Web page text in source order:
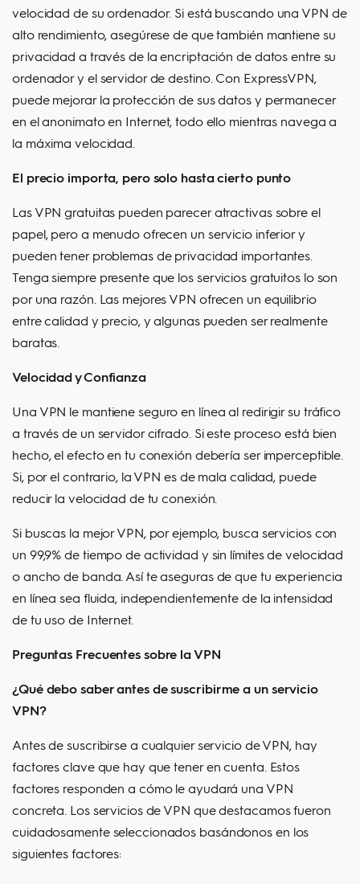
velocidad de su ordenador. Si está buscando una VPN de
alto rendimiento, asegúrese de que también mantiene su
privacidad a través de la encriptación de datos entre su
ordenador y el servidor de destino. Con ExpressVPN,
puede mejorar la protección de sus datos y permanecer
en el anonimato en Internet, todo ello mientras navega a
la máxima velocidad.
El precio importa, pero solo hasta cierto punto
Las VPN gratuitas pueden parecer atractivas sobre el
papel, pero a menudo ofrecen un servicio inferior y
pueden tener problemas de privacidad importantes.
Tenga siempre presente que los servicios gratuitos lo son
por una razón. Las mejores VPN ofrecen un equilibrio
entre calidad y precio, y algunas pueden ser realmente
baratas.
Velocidad y Confianza
Una VPN le mantiene seguro en línea al redirigir su tráfico
a través de un servidor cifrado. Si este proceso está bien
hecho, el efecto en tu conexión debería ser imperceptible.
Si, por el contrario, la VPN es de mala calidad, puede
reducir la velocidad de tu conexión.
Si buscas la mejor VPN, por ejemplo, busca servicios con
un 99,9% de tiempo de actividad y sin límites de velocidad
o ancho de banda. Así te aseguras de que tu experiencia
en línea sea fluida, independientemente de la intensidad
de tu uso de Internet.
Preguntas Frecuentes sobre la VPN
¿Qué debo saber antes de suscribirme a un servicio
VPN?
Antes de suscribirse a cualquier servicio de VPN, hay
factores clave que hay que tener en cuenta. Estos
factores responden a cómo le ayudará una VPN
concreta. Los servicios de VPN que destacamos fueron
cuidadosamente seleccionados basándonos en los
siguientes factores: